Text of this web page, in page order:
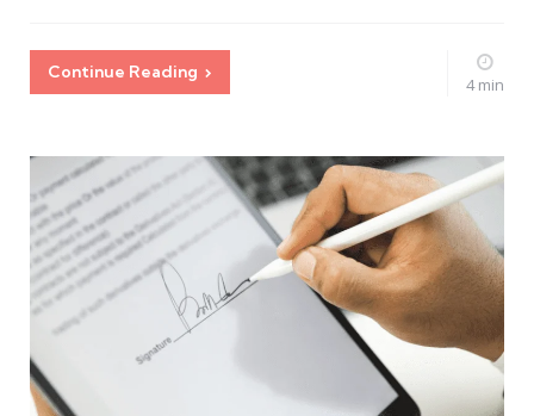
Continue Reading
4 min